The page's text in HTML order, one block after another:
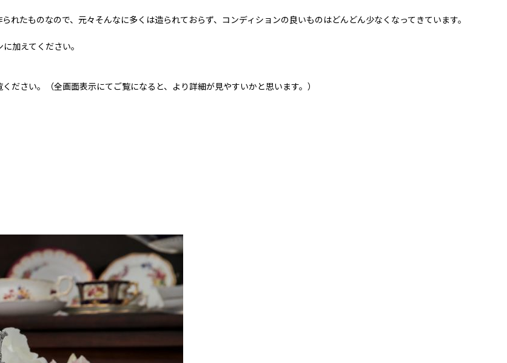
たものなので、元々そんなに多くは造られておらず、コンディションの良いものはどんどん少なくなってきています。
加えてください。
さい。（全画面表示にてご覧になると、より詳細が見やすいかと思います。）